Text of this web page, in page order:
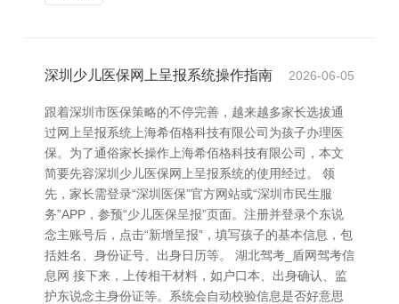
深圳少儿医保网上呈报系统操作指南 2026-06-05
跟着深圳市医保策略的不停完善，越来越多家长选拔通
过网上呈报系统上海希佰格科技有限公司为孩子办理医
保。为了通俗家长操作上海希佰格科技有限公司，本文
简要先容深圳少儿医保网上呈报系统的使用经过。 领
先，家长需登录“深圳医保”官方网站或“深圳市民生服
务”APP，参预“少儿医保呈报”页面。注册并登录个东说
念主账号后，点击“新增呈报”，填写孩子的基本信息，包
括姓名、身份证号、出身日历等。 湖北驾考_盾网驾考信
息网 接下来，上传相干材料，如户口本、出身确认、监
护东说念主身份证等。系统会自动校验信息是否好意思